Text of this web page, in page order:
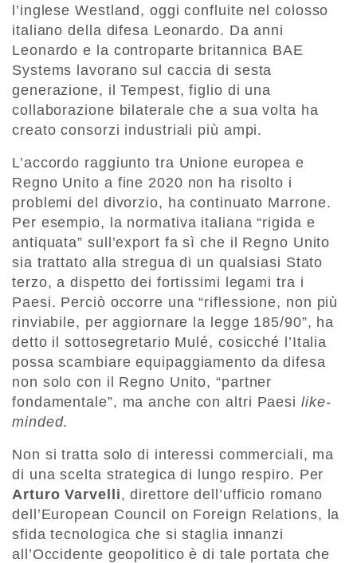
l’inglese Westland, oggi confluite nel colosso
italiano della difesa Leonardo. Da anni
Leonardo e la controparte britannica BAE
Systems lavorano sul caccia di sesta
generazione, il Tempest, figlio di una
collaborazione bilaterale che a sua volta ha
creato consorzi industriali più ampi.
L’accordo raggiunto tra Unione europea e
Regno Unito a fine 2020 non ha risolto i
problemi del divorzio, ha continuato Marrone.
Per esempio, la normativa italiana “rigida e
antiquata” sull’export fa sì che il Regno Unito
sia trattato alla stregua di un qualsiasi Stato
terzo, a dispetto dei fortissimi legami tra i
Paesi. Perciò occorre una “riflessione, non più
rinviabile, per aggiornare la legge 185/90”, ha
detto il sottosegretario Mulé, cosicché l’Italia
possa scambiare equipaggiamento da difesa
non solo con il Regno Unito, “partner
fondamentale”, ma anche con altri Paesi like-
minded.
Non si tratta solo di interessi commerciali, ma
di una scelta strategica di lungo respiro. Per
Arturo Varvelli, direttore dell’ufficio romano
dell’European Council on Foreign Relations, la
sfida tecnologica che si staglia innanzi
all’Occidente geopolitico è di tale portata che